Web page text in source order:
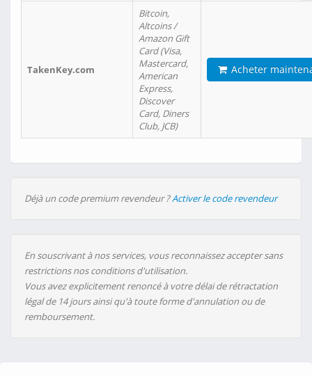
TakenKey.com
Bitcoin,
Altcoins /
Amazon Gift
Card (Visa,
Mastercard,
American
Express,
Discover
Card, Diners
Club, JCB)
Acheter
Déjà un code premium revendeur ?Activer le code revendeur
En souscrivant à nos services, vous reconnaissez accepter sans
restrictions nos conditions d'utilisation.
Vous avez explicitement renoncé à votre délai de rétractation
légal de 14 jours ainsi qu'à toute forme d'annulation ou de
remboursement.